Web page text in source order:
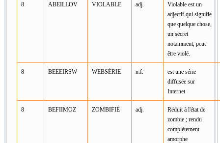
8 ABEILLOV VIOLABLE adj.
Violable est un
adjectif qui signifie
que quelque chose,
un secret
notamment, peut
être violé.
8 BEEEIRSW WEBSÉRIE n.f.
est une série
diffusée sur
Internet
8 BEFIIMOZ ZOMBIFIÉ adj.
Réduit à l'état de
zombie ; rendu
complètement
amorphe